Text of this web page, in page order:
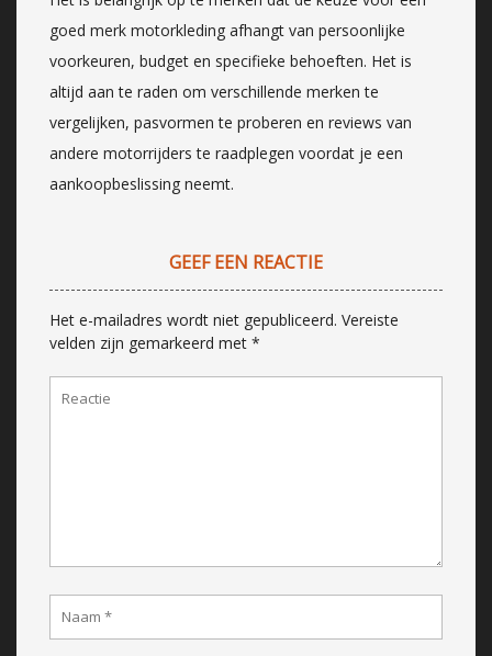
goed merk motorkleding afhangt van persoonlijke
voorkeuren, budget en specifieke behoeften. Het is
altijd aan te raden om verschillende merken te
vergelijken, pasvormen te proberen en reviews van
andere motorrijders te raadplegen voordat je een
aankoopbeslissing neemt.
GEEF EEN REACTIE
Het e-mailadres wordt niet gepubliceerd. Vereiste
velden zijn gemarkeerd met *